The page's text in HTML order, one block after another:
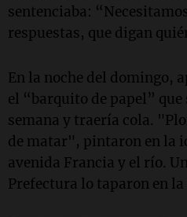
sentenciaba:
respuestas, que digan
En la noche del domingo,
el “barquito de papel”
semana y traería cola.
de matar", pintaron en la
avenida Francia y el río.
Prefectura lo taparon en la